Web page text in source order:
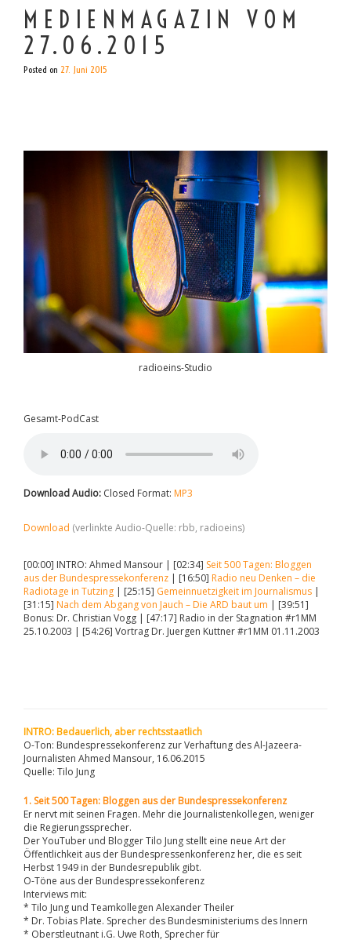
MEDIENMAGAZIN VOM
27.06.2015
Posted on 27. Juni 2015
radioeins-Studio
Gesamt-PodCast
Download Audio: Closed Format: MP3
Download (verlinkte Audio-Quelle: rbb, radioeins)
[00:00] INTRO: Ahmed Mansour | [02:34] Seit 500 Tagen: Bloggen
aus der Bundespressekonferenz | [16:50] Radio neu Denken – die
Radiotage in Tutzing | [25:15] Gemeinnuetzigkeit im Journalismus |
[31:15] Nach dem Abgang von Jauch – Die ARD baut um | [39:51]
Bonus: Dr. Christian Vogg | [47:17] Radio in der Stagnation #r1MM
25.10.2003 | [54:26] Vortrag Dr. Juergen Kuttner #r1MM 01.11.2003
INTRO: Bedauerlich, aber rechtsstaatlich
O-Ton: Bundespressekonferenz zur Verhaftung des Al-Jazeera-
Journalisten Ahmed Mansour, 16.06.2015
Quelle: Tilo Jung
1. Seit 500 Tagen: Bloggen aus der Bundespressekonferenz
Er nervt mit seinen Fragen. Mehr die Journalistenkollegen, weniger
die Regierungssprecher.
Der YouTuber und Blogger Tilo Jung stellt eine neue Art der
Öffentlichkeit aus der Bundespressenkonferenz her, die es seit
Herbst 1949 in der Bundesrepublik gibt.
O-Töne aus der Bundespressekonferenz
Interviews mit:
* Tilo Jung und Teamkollegen Alexander Theiler
* Dr. Tobias Plate. Sprecher des Bundesministeriums des Innern
* Oberstleutnant i.G. Uwe Roth, Sprecher für